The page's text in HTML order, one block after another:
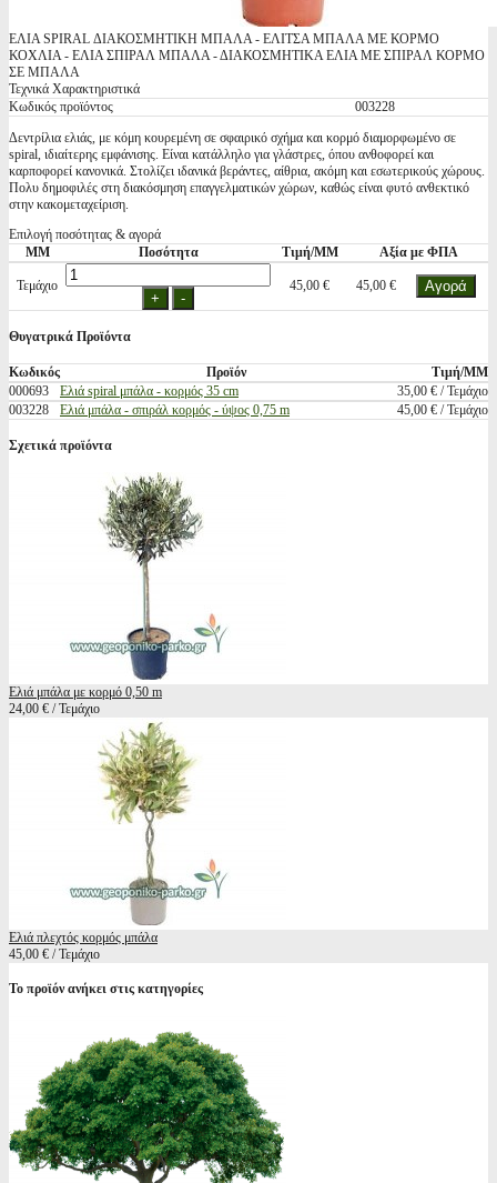
ΕΛΙΑ SPIRAL ΔΙΑΚΟΣΜΗΤΙΚΗ ΜΠΑΛΑ - ΕΛΙΤΣΑ ΜΠΑΛΑ ΜΕ ΚΟΡΜΟ
ΚΟΧΛΙΑ - ΕΛΙΑ ΣΠΙΡΑΛ ΜΠΑΛΑ - ΔΙΑΚΟΣΜΗΤΙΚΑ ΕΛΙΑ ΜΕ ΣΠΙΡΑΛ ΚΟΡΜΟ
ΣΕ ΜΠΑΛΑ
Τεχνικά Χαρακτηριστικά
Κωδικός προϊόντος
003228
Δεντρίλια ελιάς, με κόμη κουρεμένη σε σφαιρικό σχήμα και κορμό διαμορφωμένο σε
spiral, ιδιαίτερης εμφάνισης. Είναι κατάλληλο για γλάστρες, όπου ανθοφορεί και
καρποφορεί κανονικά. Στολίζει ιδανικά βεράντες, αίθρια, ακόμη και εσωτερικούς χώρους.
Πολυ δημοφιλές στη διακόσμηση επαγγελματικών χώρων, καθώς είναι φυτό ανθεκτικό
στην κακομεταχείριση.
Επιλογή ποσότητας & αγορά
ΜΜ
Ποσότητα Τιμή/ΜΜ Αξία με ΦΠΑ
Τεμάχιο 45,00 € 45,00 €
Θυγατρικά Προϊόντα
Κωδικός Προϊόν
Τιμή/ΜΜ
000693
Ελιά spiral μπάλα - κορμός 35 cm
35,00 € / Τεμάχιο
003228
Ελιά μπάλα - σπιράλ κορμός - ύψος 0,75 m 45,00 € / Τεμάχιο
Σχετικά προϊόντα
Ελιά μπάλα με κορμό 0,50 m
24,00 € / Τεμάχιο
Ελιά πλεχτός κορμός μπάλα
45,00 € / Τεμάχιο
Το προϊόν ανήκει στις κατηγορίες